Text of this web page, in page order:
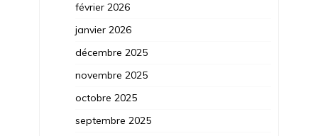
février 2026
janvier 2026
décembre 2025
novembre 2025
octobre 2025
septembre 2025